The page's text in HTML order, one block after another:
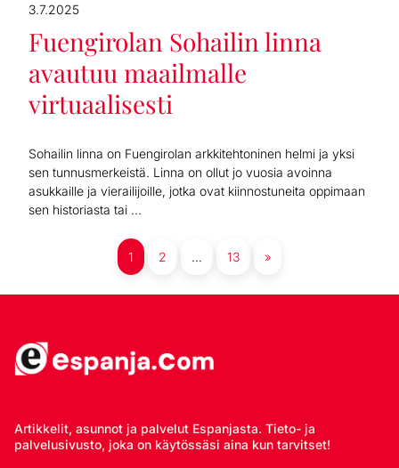
3.7.2025
Fuengirolan Sohailin linna
avautuu maailmalle
virtuaalisesti
Sohailin linna on Fuengirolan arkkitehtoninen helmi ja yksi
sen tunnusmerkeistä. Linna on ollut jo vuosia avoinna
asukkaille ja vierailijoille, jotka ovat kiinnostuneita oppimaan
sen historiasta tai ...
1 2 … 13 »
Artikkelit, asunnot ja palvelut Espanjasta. Tieto- ja
palvelusivusto, joka on käytössäsi aina kun tarvitset!